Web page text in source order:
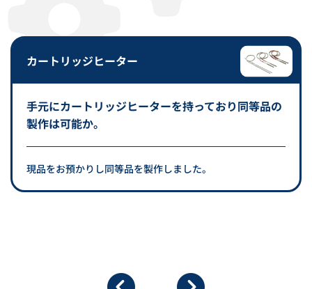
温度調節器 YD-15N型
ソフトジャケットドラムヒータ
ー IDR-G型
カートリッジヒーター
手元にカートリッジヒーターを持っており同等品の
製作は可能か。
現品をお預かりし同等品を製作しました。